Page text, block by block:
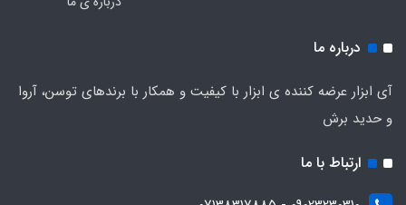
درباره ما
آی ابزار عرضه کننده ی ابزار با کیفیت و همکار با برندهای توسن، آروا
و حدید برش
ارتباط با ما